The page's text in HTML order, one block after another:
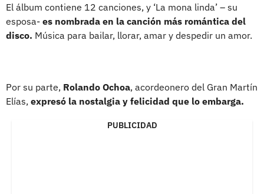
El álbum contiene 12 canciones, y ‘La mona linda’ – su
esposa- es nombrada en la canción más romántica del
disco. Música para bailar, llorar, amar y despedir un amor.
Por su parte, Rolando Ochoa, acordeonero del Gran Martín
Elías, expresó la nostalgia y felicidad que lo embarga.
PUBLICIDAD